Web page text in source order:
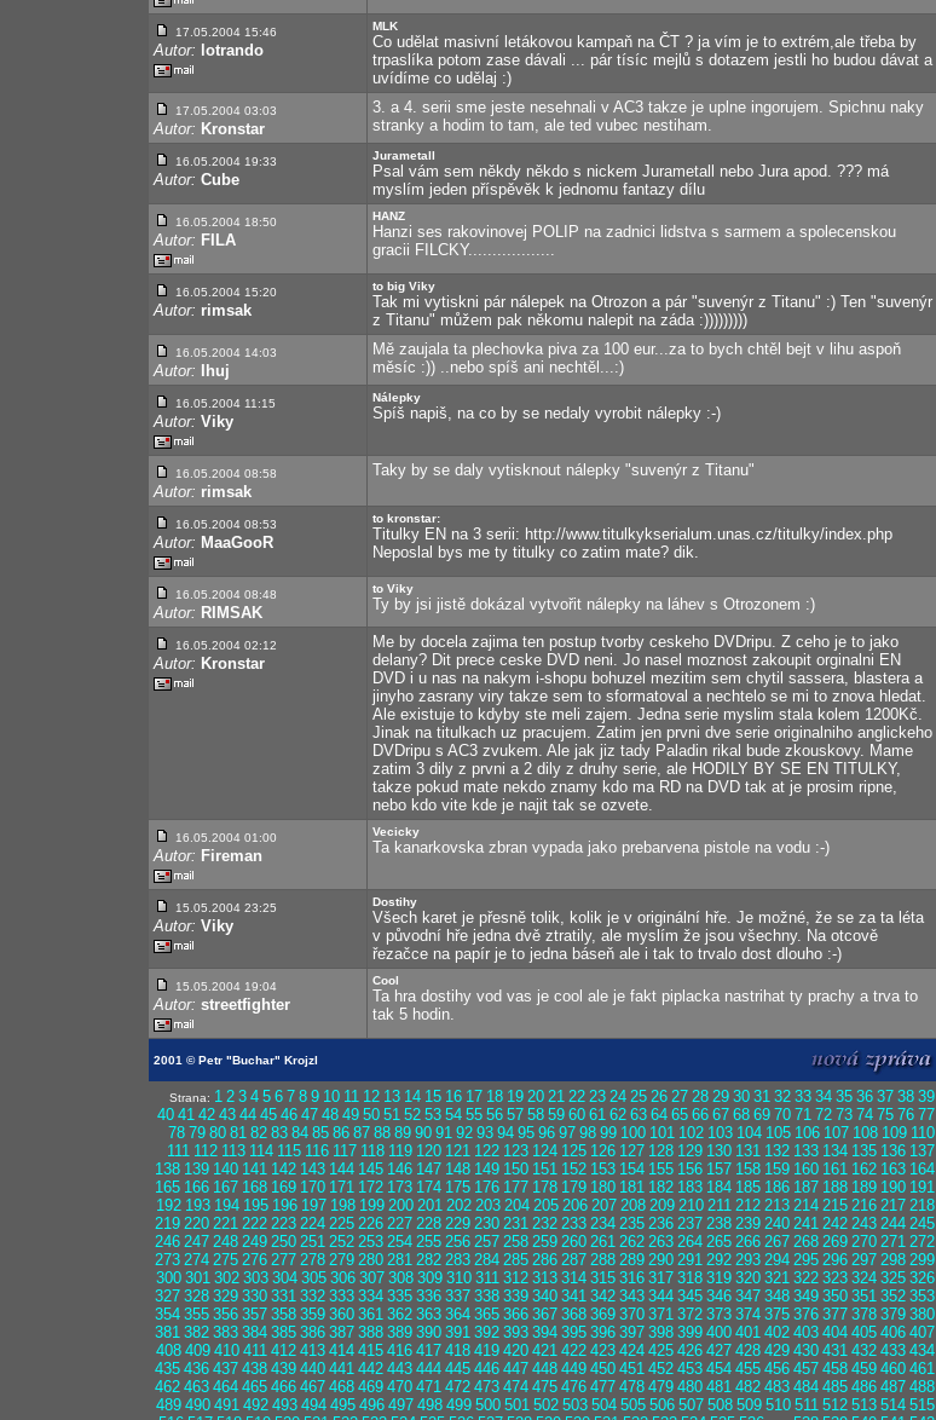
17.05.2004 15:46
Autor: lotrando
MLK
Co udělat masivní letákovou kampaň na ČT ? ja vím je to extrém,ale třeba by
trpaslíka potom zase dávali ... pár tísíc mejlů s dotazem jestli ho budou dávat a
uvídíme co udělaj :)
17.05.2004 03:03
Autor: Kronstar
3. a 4. serii sme jeste nesehnali v AC3 takze je uplne ingorujem. Spichnu naky
stranky a hodim to tam, ale ted vubec nestiham.
16.05.2004 19:33
Autor: Cube
Jurametall
Psal vám sem někdy někdo s nickem Jurametall nebo Jura apod. ??? má
myslím jeden příspěvěk k jednomu fantazy dílu
16.05.2004 18:50
Autor: FILA
HANZ
Hanzi ses rakovinovej POLIP na zadnici lidstva s sarmem a spolecenskou
gracii FILCKY..................
16.05.2004 15:20
Autor: rimsak
to big Viky
Tak mi vytiskni pár nálepek na Otrozon a pár "suvenýr z Titanu" :) Ten "suvenýr
z Titanu" můžem pak někomu nalepit na záda :)))))))))
16.05.2004 14:03
Autor: Ihuj
Mě zaujala ta plechovka piva za 100 eur...za to bych chtěl bejt v lihu aspoň
měsíc :)) ..nebo spíš ani nechtěl...:)
16.05.2004 11:15
Autor: Viky
Nálepky
Spíš napiš, na co by se nedaly vyrobit nálepky :-)
16.05.2004 08:58
Autor: rimsak
Taky by se daly vytisknout nálepky "suvenýr z Titanu"
16.05.2004 08:53
Autor: MaaGooR
to kronstar:
Titulky EN na 3 serii: http://www.titulkykserialum.unas.cz/titulky/index.php
Neposlal bys me ty titulky co zatim mate? dik.
16.05.2004 08:48
Autor: RIMSAK
to Viky
Ty by jsi jistě dokázal vytvořit nálepky na láhev s Otrozonem :)
16.05.2004 02:12
Autor: Kronstar
Me by docela zajima ten postup tvorby ceskeho DVDripu. Z ceho je to jako
delany? Dit prece ceske DVD neni. Jo nasel moznost zakoupit orginalni EN
DVD i u nas na nakym i-shopu bohuzel mezitim sem chytil sassera, blastera a
jinyho zasrany viry takze sem to sformatoval a nechtelo se mi to znova hledat.
Ale existuje to kdyby ste meli zajem. Jedna serie myslim stala kolem 1200Kč.
Jinak na titulkach uz pracujem. Zatim jen prvni dve serie originalniho anglickeho
DVDripu s AC3 zvukem. Ale jak jiz tady Paladin rikal bude zkouskovy. Mame
zatim 3 dily z prvni a 2 dily z druhy serie, ale HODILY BY SE EN TITULKY,
takze pokud mate nekdo znamy kdo ma RD na DVD tak at je prosim ripne,
nebo kdo vite kde je najit tak se ozvete.
16.05.2004 01:00
Autor: Fireman
Vecicky
Ta kanarkovska zbran vypada jako prebarvena pistole na vodu :-)
15.05.2004 23:25
Autor: Viky
Dostihy
Všech karet je přesně tolik, kolik je v originální hře. Je možné, že se za ta léta
v původní hře jedna dvě ztratily, ale myslím že jsou všechny. Na otcově
řezačce na papír je to jedna báseň ale i tak to trvalo dost dlouho :-)
15.05.2004 19:04
Autor: streetfighter
Cool
Ta hra dostihy vod vas je cool ale je fakt piplacka nastrihat ty prachy a trva to
tak 5 hodin.
2001 © Petr "Buchar" Krojzl
Strana: 1 2 3 4 5 6 7 8 9 10 11 12 13 14 15 16 17 18 19 20 21 22 23 24 25 26 27 28 29 30 31 32 33 34 35 36 37 38 39
40 41 42 43 44 45 46 47 48 49 50 51 52 53 54 55 56 57 58 59 60 61 62 63 64 65 66 67 68 69 70 71 72 73 74 75 76 77
78 79 80 81 82 83 84 85 86 87 88 89 90 91 92 93 94 95 96 97 98 99 100 101 102 103 104 105 106 107 108 109 110
111 112 113 114 115 116 117 118 119 120 121 122 123 124 125 126 127 128 129 130 131 132 133 134 135 136 137
138 139 140 141 142 143 144 145 146 147 148 149 150 151 152 153 154 155 156 157 158 159 160 161 162 163 164
165 166 167 168 169 170 171 172 173 174 175 176 177 178 179 180 181 182 183 184 185 186 187 188 189 190 191
192 193 194 195 196 197 198 199 200 201 202 203 204 205 206 207 208 209 210 211 212 213 214 215 216 217 218
219 220 221 222 223 224 225 226 227 228 229 230 231 232 233 234 235 236 237 238 239 240 241 242 243 244 245
246 247 248 249 250 251 252 253 254 255 256 257 258 259 260 261 262 263 264 265 266 267 268 269 270 271 272
273 274 275 276 277 278 279 280 281 282 283 284 285 286 287 288 289 290 291 292 293 294 295 296 297 298 299
300 301 302 303 304 305 306 307 308 309 310 311 312 313 314 315 316 317 318 319 320 321 322 323 324 325 326
327 328 329 330 331 332 333 334 335 336 337 338 339 340 341 342 343 344 345 346 347 348 349 350 351 352 353
354 355 356 357 358 359 360 361 362 363 364 365 366 367 368 369 370 371 372 373 374 375 376 377 378 379 380
381 382 383 384 385 386 387 388 389 390 391 392 393 394 395 396 397 398 399 400 401 402 403 404 405 406 407
408 409 410 411 412 413 414 415 416 417 418 419 420 421 422 423 424 425 426 427 428 429 430 431 432 433 434
435 436 437 438 439 440 441 442 443 444 445 446 447 448 449 450 451 452 453 454 455 456 457 458 459 460 461
462 463 464 465 466 467 468 469 470 471 472 473 474 475 476 477 478 479 480 481 482 483 484 485 486 487 488
489 490 491 492 493 494 495 496 497 498 499 500 501 502 503 504 505 506 507 508 509 510 511 512 513 514 515